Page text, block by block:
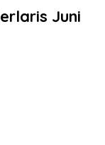
Juni